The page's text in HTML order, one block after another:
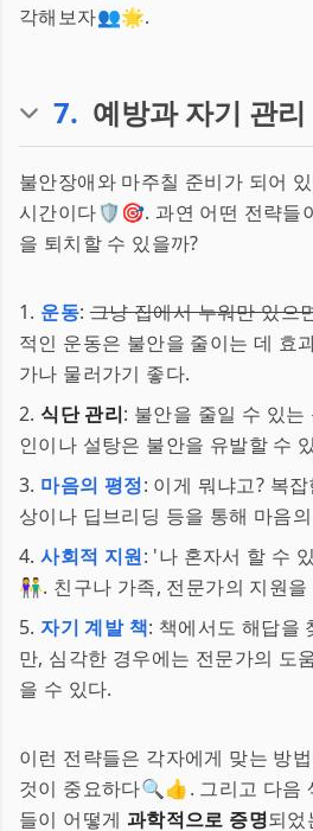
각해보자👥🌟.
7. 예방과 자기 관
불안장애와 마주칠 준비가 되어
시간이다🛡️🎯. 과연 어떤 전략들
을 퇴치할 수 있을까?
1. 운동:그냥 집에서 누워만 있으
적인 운동은 불안을 줄이는 데 효
가나 물러가기 좋다.
2. 식단 관리: 불안을 줄일 수 있
인이나 설탕은 불안을 유발할 수
3. 마음의 평정: 이게 뭐냐고? 복
상이나 딥브리딩 등을 통해 마음
4.사회적 지원: '나 혼자서 할 수
👫. 친구나 가족, 전문가의 지원
5.자기 계발 책: 책에서도 해답을
만, 심각한 경우에는 전문가의 도
을 수 있다.
이런 전략들은 각자에게 맞는 방
것이 중요하다🔍👍. 그리고 다음
들이 어떻게 과학적으로 증명되었